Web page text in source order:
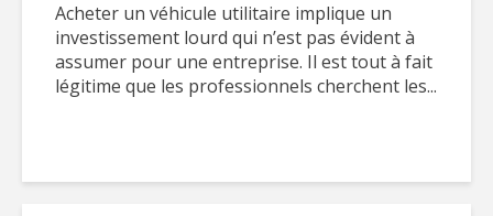
Acheter un véhicule utilitaire implique un
investissement lourd qui n’est pas évident à
assumer pour une entreprise. Il est tout à fait
légitime que les professionnels cherchent les...